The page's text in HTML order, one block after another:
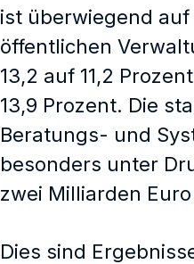
ist überwiegend
öffentlichen
13,2 auf 11,2
13,9 Prozent. Die
Beratungs- und
besonders unter
zwei Milliarden
Dies sind